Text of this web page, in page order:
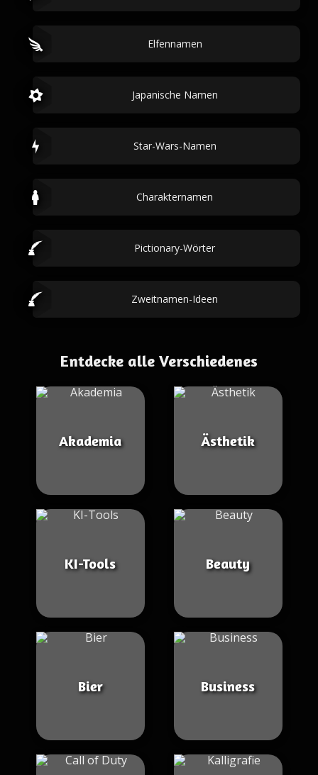
Elfennamen
Japanische Namen
Star-Wars-Namen
Charakternamen
Pictionary-Wörter
Zweitnamen-Ideen
Entdecke alle Verschiedenes
Akademia Ästhetik
KI-Tools Beauty
Bier Business